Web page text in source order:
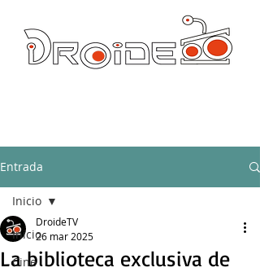
Entrada
Inicio
Cine
Inicio
La biblioteca exclusiva de
DroideTV
26 mar 2025